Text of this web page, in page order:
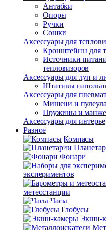
Антабки
Опоры
Ручки
Сошки
Аксессуары для
Кронштейны для
Источники
тепловизоров
Аксессуары для луп и
Штативы
Аксессуары для
Мишени и
Пружины и
Аксессуары для
Разное
Компасы
Фонари
экспериментов
метеостанции
Часы
Глобусы
Экшн-